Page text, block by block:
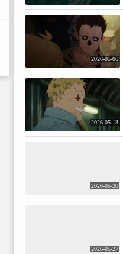
2026-05-06
2026-05-13
2026-05-20
2026-05-27